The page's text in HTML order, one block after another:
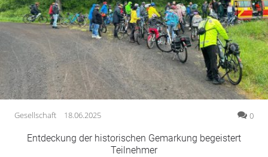
Gesundheit
Kultur
Lifestyle
Wirtschaft
Vogelsberg
Alsfeld
Gesellschaft 18.06.2025 0
Entdeckung der historischen Gemarkung begeistert
Teilnehmer